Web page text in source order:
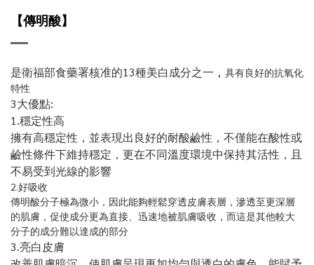
【傳明酸】
是衛福部食藥署核准的13種美白成分之一 ， 具有良好的抗氧化
特性
3大優點:
1.穩定性高
擁有高穩定性，並表現出良好的耐酸鹼性，不僅能在酸性或
鹼性條件下維持穩定，更在不同溫度環境中保持其活性，且
不易受到光線的影響
2.好吸收
傳明酸分子極為微小，因此能夠輕鬆穿透皮膚表層，滲透至更深層
的肌膚，促使成分更為直接、迅速地被肌膚吸收，而這是其他較大
分子的成分難以達成的部分
3.亮白皮膚